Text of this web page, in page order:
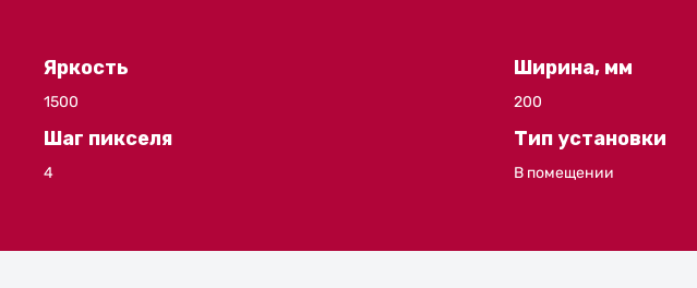
Яркость
1500
Шаг пикселя
4
Ширина, мм
200
Тип установки
В помещении